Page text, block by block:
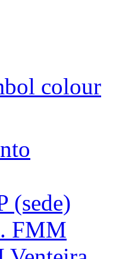
(sede)
FMM